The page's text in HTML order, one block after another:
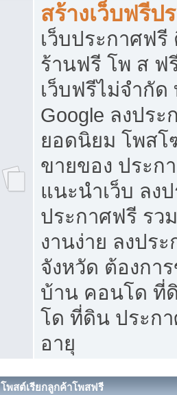
สร้างเว็บฟรีป
เว็บประกาศฟ
ร้านฟรี โพ ส ฟ
เว็บฟรีไม่จำกัด
Google ลงประ
ยอดนิยม โพส
ขายของ ประก
แนะนำเว็บ ลง
ประกาศฟรี รว
งานง่าย ลงปร
จังหวัด ต้องกา
บ้าน คอนโด ที่
โด ที่ดิน ประก
อายุ
โพสต์เรียกลูกค้าโพสฟรี